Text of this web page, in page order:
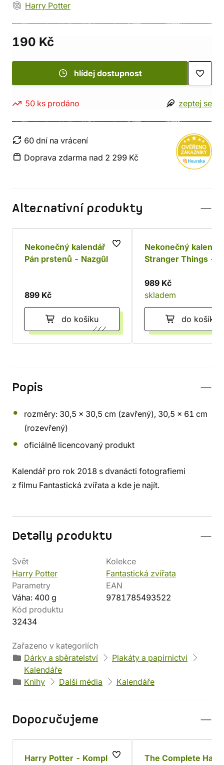
Harry Potter
190 Kč
hlídej dostupnost
50 ks prodáno zeptej se
60 dní na vrácení
Doprava zdarma nad 2 299 Kč
Alternativní produkty
Nekonečný kalendář
Pán prstenů - Nazgûl
899 Kč
do košíku
Nekonečný
Stranger Things -
989 Kč
skladem
do košíku
Popis
rozměry: 30,5 x 30,5 cm (zavřený), 30,5 x 61 cm
(rozevřený)
oficiálně licencovaný produkt
Kalendář pro rok 2018 s dvanácti fotografiemi
z filmu Fantastická zvířata a kde je najít.
Detaily produktu
Svět
Harry Potter
Kolekce
Fantastická zvířata
Parametry
Váha: 400 g
EAN
9781785493522
Kód produktu
32434
Zařazeno v kategoriích
Dárky a sběratelství
Plakáty a papírnictví
Kalendáře
Knihy
Další média Kalendáře
Doporučujeme
Harry Potter - Komplet The Complete